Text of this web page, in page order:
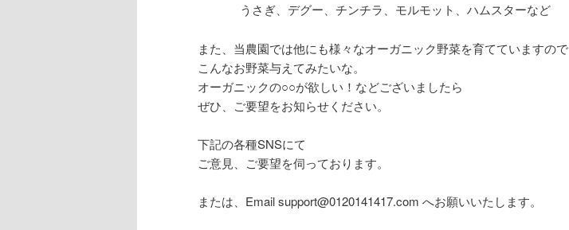
うさぎ、デグー、チンチラ、モルモット、ハムスターなど
また、当農園では他にも様々なオーガニック野菜を育てていますので
こんなお野菜与えてみたいな。
オーガニックの○○が欲しい！などございましたら
ぜひ、ご要望をお知らせください。
下記の各種SNSにて
ご意見、ご要望を伺っております。
または、Email support@0120141417.com へお願いいたします。